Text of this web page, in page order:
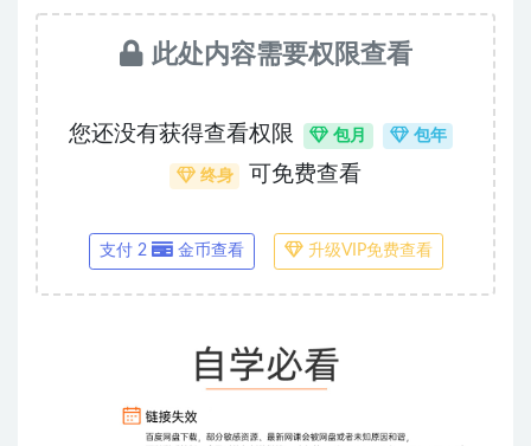
此处内容需要权限查看
您还没有获得查看权限 包月 包年
终身 可免费查看
支付 2 金币查看 升级VIP免费查看